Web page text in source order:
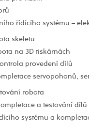
řídícího systému –
skeletu
na 3D tiskárnách
provedení dílů
servopohonů,
robota
a testování
systému a